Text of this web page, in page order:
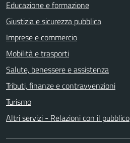
Educazione e formazione
Giustizia e sicurezza pubblica
Imprese e commercio
Mobilità e trasporti
Salute, benessere e assistenza
Tributi, finanze e contravvenzioni
Turismo
Altri servizi - Relazioni con il pubblico